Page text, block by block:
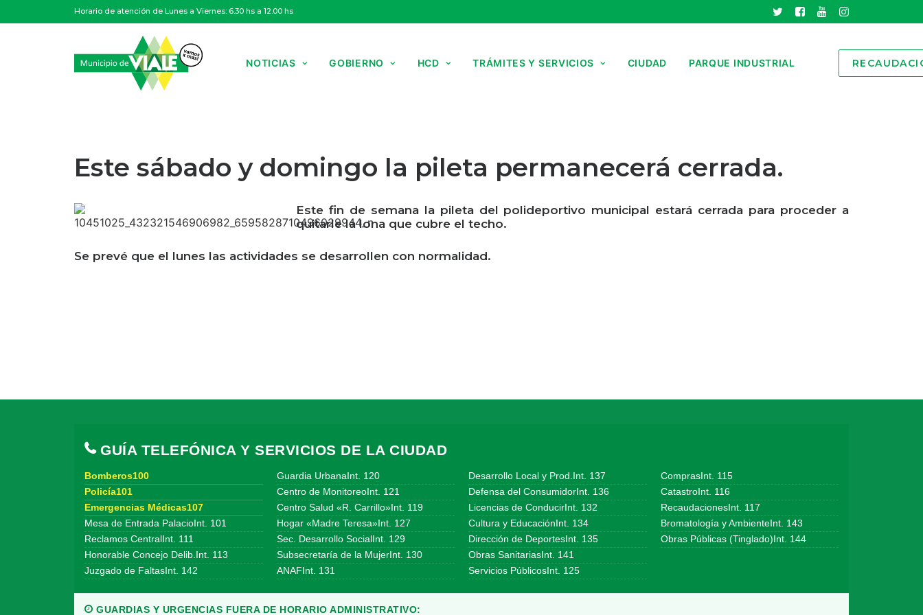
Horario de atención de Lunes a Viernes: 6.30 hs a 12.00 hs
NOTICIAS GOBIERNO HCD TRÁMITES Y SERVICIOS CIUDAD PARQUE INDUSTRIAL
Este sábado y domingo la pileta permanecerá cerrada.
Este fin de semana la pileta del polideportivo municipal estará cerrada para proceder a
quitarle la lona que cubre el techo.
Se prevé que el lunes las actividades se desarrollen con normalidad.
GUÍA TELEFÓNICA Y SERVICIOS DE LA CIUDAD
Bomberos100
Policía101
Emergencias Médicas107
Mesa de Entrada PalacioInt. 101
Reclamos CentralInt. 111
Honorable Concejo Delib.Int. 113
Juzgado de FaltasInt. 142
Guardia UrbanaInt. 120
Centro de MonitoreoInt. 121
Centro Salud «R. Carrillo»Int. 119
Hogar «Madre Teresa»Int. 127
Sec. Desarrollo SocialInt. 129
Subsecretaría de la MujerInt. 130
ANAFInt. 131
Desarrollo Local y Prod.Int. 137
Defensa del ConsumidorInt. 136
Licencias de ConducirInt. 132
Cultura y EducaciónInt. 134
Dirección de DeportesInt. 135
Obras SanitariasInt. 141
Servicios PúblicosInt. 125
ComprasInt. 115
CatastroInt. 116
RecaudacionesInt. 117
Bromatología y AmbienteInt. 143
Obras Públicas (Tinglado)Int. 144
GUARDIAS Y URGENCIAS FUERA DE HORARIO ADMINISTRATIVO: